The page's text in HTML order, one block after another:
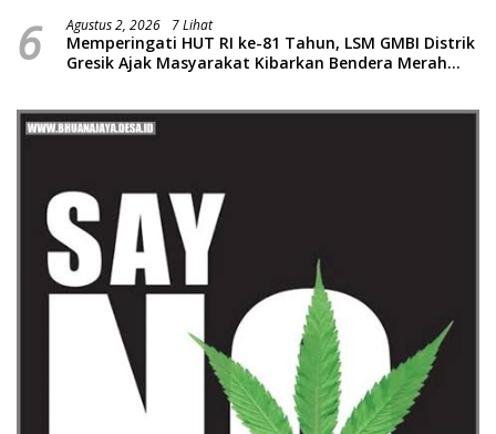
Massal dan Santunan Anak Yatim
6 Agustus 2, 2026 7 Lihat
Memperingati HUT RI ke-81 Tahun, LSM GMBI Distrik
Gresik Ajak Masyarakat Kibarkan Bendera Merah